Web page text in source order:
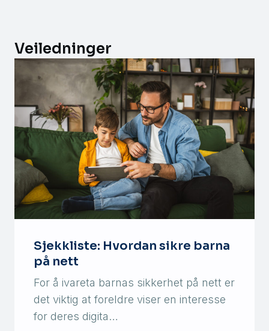
Veiledninger
Sjekkliste: Hvordan sikre barna
på nett
For å ivareta barnas sikkerhet på nett er
det viktig at foreldre viser en interesse
for deres digita…